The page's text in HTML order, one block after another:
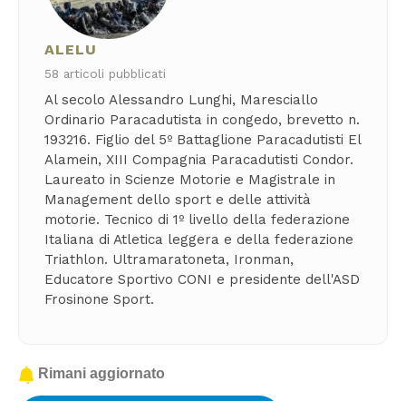
ALELU
58 articoli pubblicati
Al secolo Alessandro Lunghi, Maresciallo
Ordinario Paracadutista in congedo, brevetto n.
193216. Figlio del 5º Battaglione Paracadutisti El
Alamein, XIII Compagnia Paracadutisti Condor.
Laureato in Scienze Motorie e Magistrale in
Management dello sport e delle attività
motorie. Tecnico di 1º livello della federazione
Italiana di Atletica leggera e della federazione
Triathlon. Ultramaratoneta, Ironman,
Educatore Sportivo CONI e presidente dell'ASD
Frosinone Sport.
Rimani aggiornato